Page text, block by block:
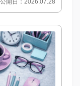
公開日：2026.07.28